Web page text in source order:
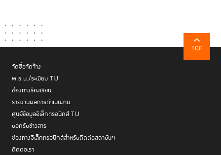
TOP
จัดซื้อจัดจ้าง
พ.ร.บ./ระเบียบ TIJ
ช่องทางร้องเรียน
รายงานผลการดำเนินงาน
ศูนย์ข้อมูลอิเล็กทรอนิกส์ TIJ
บอกรับข่าวสาร
ช่องทางอิเล็กทรอนิกส์สำหรับติดต่อสถาบันฯ
ติดต่อเรา